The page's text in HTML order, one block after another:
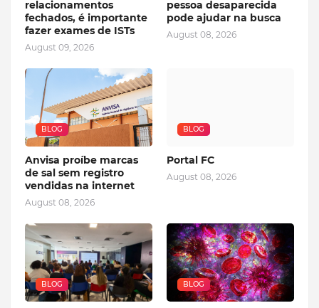
relacionamentos
fechados, é importante
fazer exames de ISTs
August 09, 2026
pessoa desaparecida
pode ajudar na busca
August 08, 2026
BLOG
Anvisa proíbe marcas
de sal sem registro
vendidas na internet
August 08, 2026
BLOG
Portal FC
August 08, 2026
BLOG BLOG